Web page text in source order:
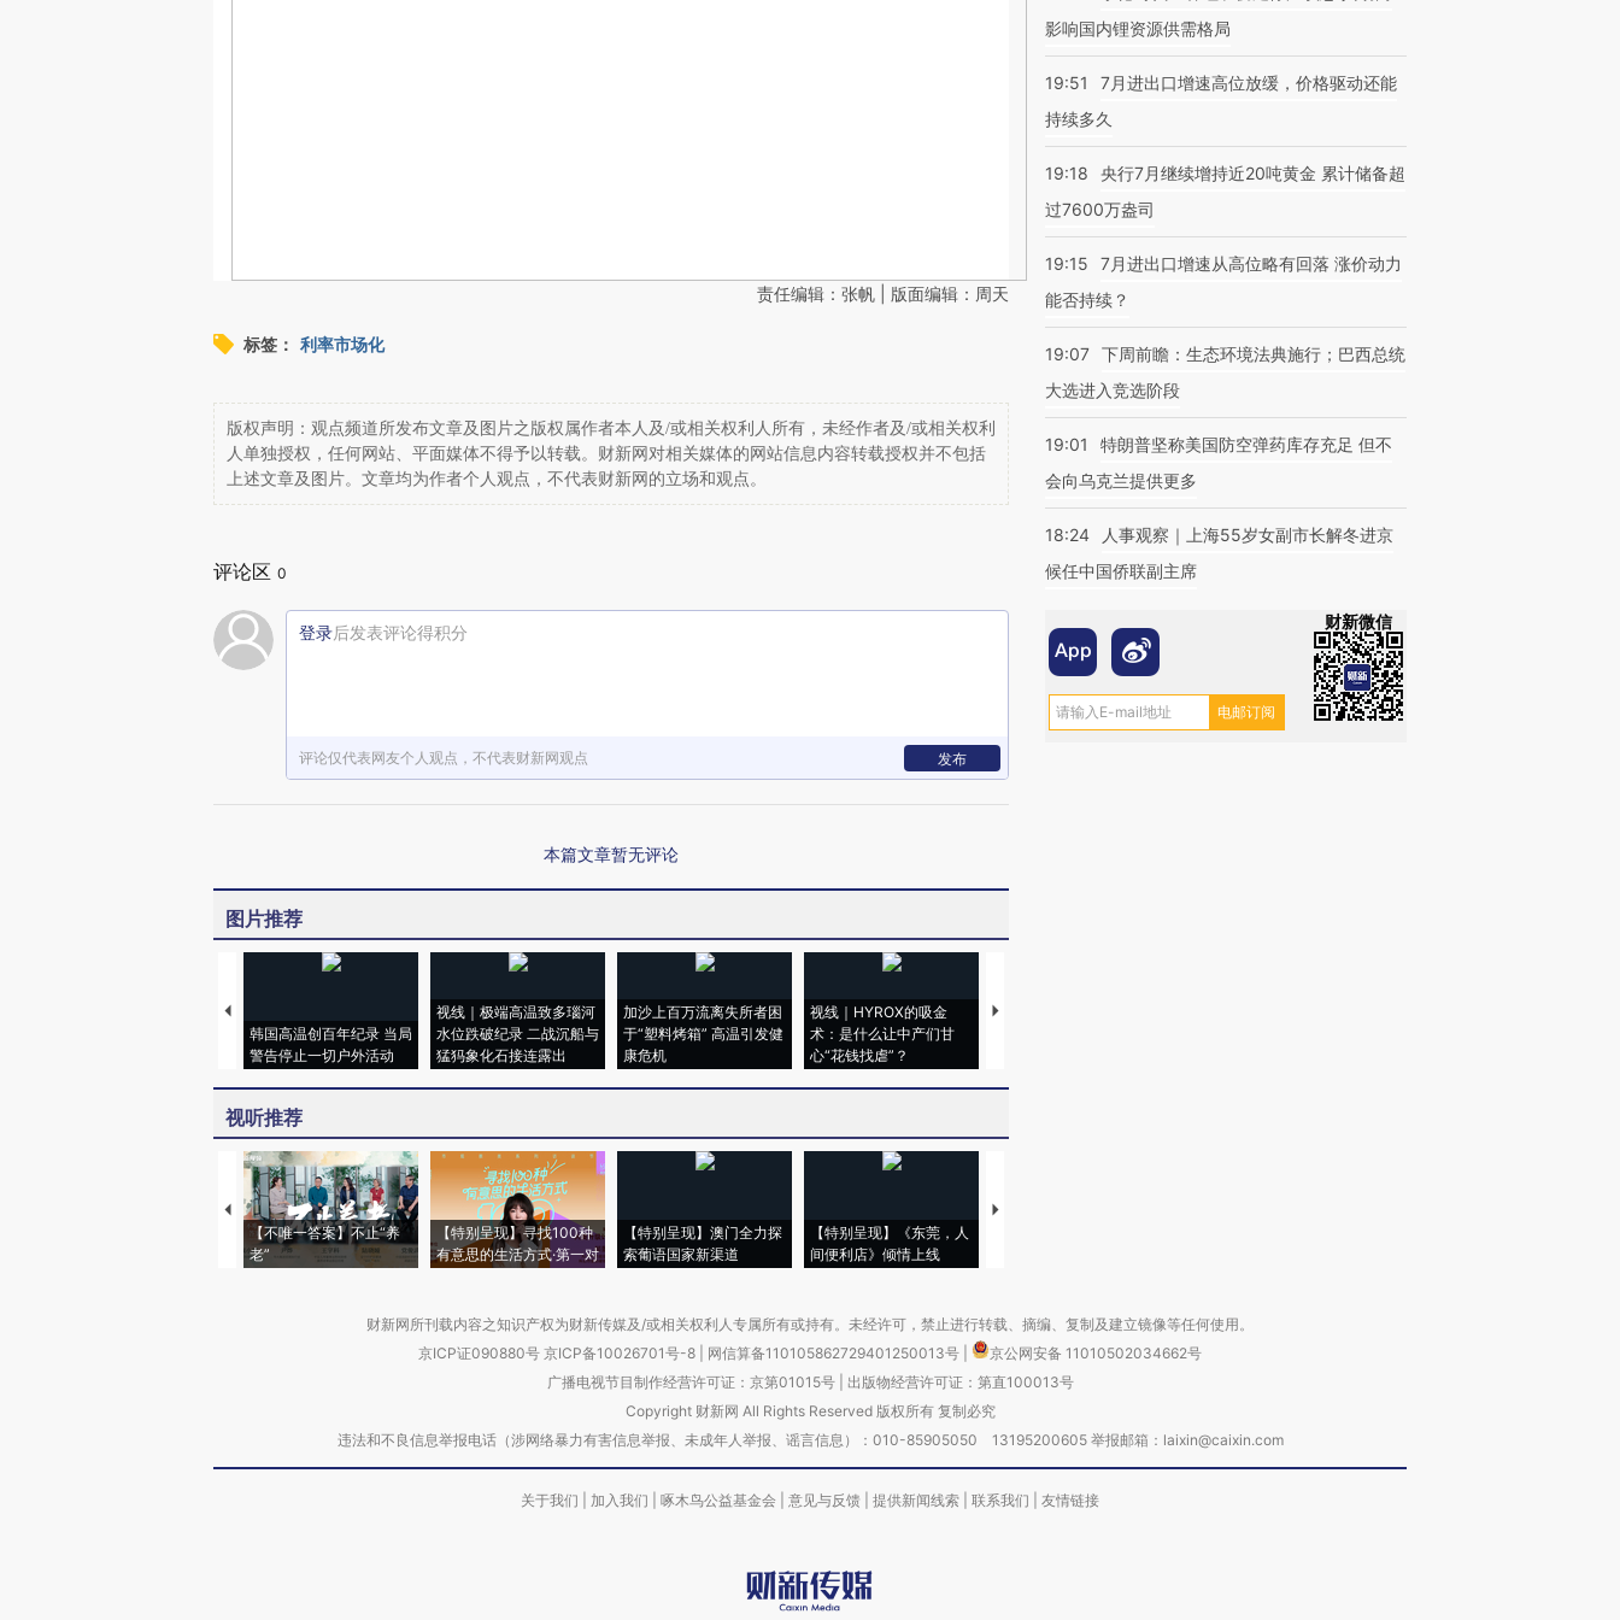
责任编辑：张帆 | 版面编辑：周天
标签： 利率市场化
版权声明：观点频道所发布文章及图片之版权属作者本人及/或相关权利人所有，未经作者及/或相关权利
人单独授权，任何网站、平面媒体不得予以转载。财新网对相关媒体的网站信息内容转载授权并不包括
上述文章及图片。文章均为作者个人观点，不代表财新网的立场和观点。
评论区 0
登录后发表评论得积分
评论仅代表网友个人观点，不代表财新网观点 发布
本篇文章暂无评论
图片推荐
韩国高温创百年纪录 当局
警告停止一切户外活动
视线｜极端高温致多瑙河
水位跌破纪录 二战沉船与
猛犸象化石接连露出
加沙上百万流离失所者困
于“塑料烤箱” 高温引发健
康危机
视线｜HYROX的吸金
术：是什么让中产们甘
心“花钱找虐”？
马航飞行员跨国走私7万
视听推荐
【不唯一答案】不止“养
老”
【特别呈现】寻找100种
有意思的生活方式·第一对
【特别呈现】澳门全力探
索葡语国家新渠道
【特别呈现】《东莞，人
间便利店》倾情上线
【推广】走进第四届链博
影响国内锂资源供需格局
19:51
7月进出口增速高位放缓，价格驱动还能
持续多久
19:18
央行7月继续增持近20吨黄金 累计储备超
过7600万盎司
19:15
7月进出口增速从高位略有回落 涨价动力
能否持续？
19:07 下周前瞻：生态环境法典施行；巴西总统
大选进入竞选阶段
19:01
特朗普坚称美国防空弹药库存充足 但不
会向乌克兰提供更多
18:24
人事观察｜上海55岁女副市长解冬进京
候任中国侨联副主席
财新微信
财新网所刊载内容之知识产权为财新传媒及/或相关权利人专属所有或持有。未经许可，禁止进行转载、摘编、复制及建立镜像等任何使用。
京ICP证090880号 京ICP备10026701号-8 网信算备110105862729401250013号
京公网安备 11010502034662号
广播电视节目制作经营许可证：京第01015号| 出版物经营许可证：第直100013号
Copyright 财新网 All Rights Reserved 版权所有 复制必究
违法和不良信息举报电话（涉网络暴力有害信息举报、未成年人举报、谣言信息）：010-85905050 13195200605 举报邮箱：laixin@caixin.com
关于我们 加入我们 啄木鸟公益基金会 意见与反馈 提供新闻线索 联系我们 友情链接